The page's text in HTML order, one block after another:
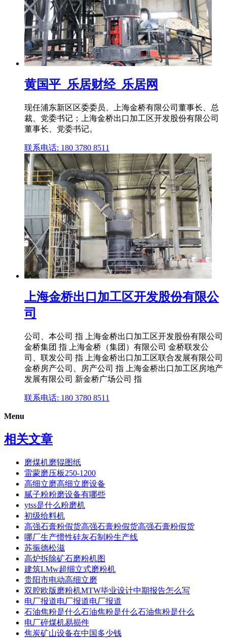
黄国平_乐居财经_乐居网
现任浦东新区区委委员、上海金桥有限公司董事长、总
裁、党委书记；上海金桥出口加工区开发股份有限公司
董事长、党委书记。
联系电话: 180 3780 8511
上海金桥出口加工区开发股份有限公
司
公司、本公司 指 上海金桥出口加工区开发股份有限公司
金桥集团 指 上海金桥（集团）有限公司 金桥联发公
司、联发公司 指 上海金桥出口加工区联合发展有限公司
金桥房产公司、房产公司 指 上海金桥出口加工区房地产
发展有限公司 新金桥广场公司 指
联系电话: 180 3780 8511
Menu
相关文章
磨煤机磨辊图纸
雷蒙磨压板250-1200
高细立磨高细立磨设备
腻子粉粉磨设备有哪些
ytss是什么粉磨机
初级给料机
高强石膏粉假货高强石膏粉假货高强石膏粉假货
哪厂生产惯性硅灰石制粉生产线
苏振德松滋
高炉拆除矿石磨粉机图
建筑LMw超细立式磨粉机
贵阳市电动高细立磨
双腔欧版磨粉机MTW毕业设计中期报告怎么写
电厂报道电厂报道电厂报道
石油焦粉是什么石油焦粉是什么石油焦粉是什么
电厂碎煤机易损件
焦炭矿山设备在中国多少钱